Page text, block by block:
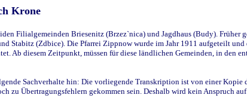
Krone
Filialgemeinden Briesenitz (Brzez`nica) und Jagdhaus (Budy). Früher
Stabitz (Zdbice). Die Pfarrei Zippnow wurde im Jahr 1911 aufgeteilt
diesem Zeitpunkt, müssen für diese ländlichen Gemeinden, in den
Sachverhalte hin: Die vorliegende Transkription ist von einer
zu Übertragungsfehlern gekommen sein. Deshalb wird kein Anspruch